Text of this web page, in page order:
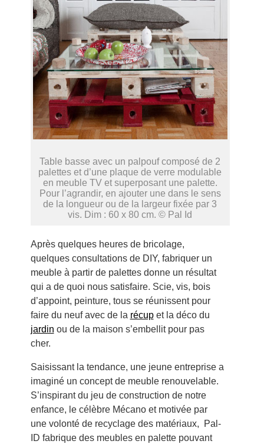
Table basse avec un palpouf composé de 2
palettes et d’une plaque de verre modulable
en meuble TV et superposant une palette.
Pour l’agrandir, en ajouter une dans le sens
de la longueur ou de la largeur fixée par 3
vis. Dim : 60 x 80 cm. © Pal Id
Après quelques heures de bricolage,
quelques consultations de DIY, fabriquer un
meuble à partir de palettes donne un résultat
qui a de quoi nous satisfaire. Scie, vis, bois
d’appoint, peinture, tous se réunissent pour
faire du neuf avec de la récupet la déco du
jardin ou de la maison s’embellit pour pas
cher.
Saisissant la tendance, une jeune entreprise a
imaginé un concept de meuble renouvelable.
S’inspirant du jeu de construction de notre
enfance, le célèbre Mécano et motivée par
une volonté de recyclage des matériaux, Pal-
ID fabrique des meubles en palette pouvant